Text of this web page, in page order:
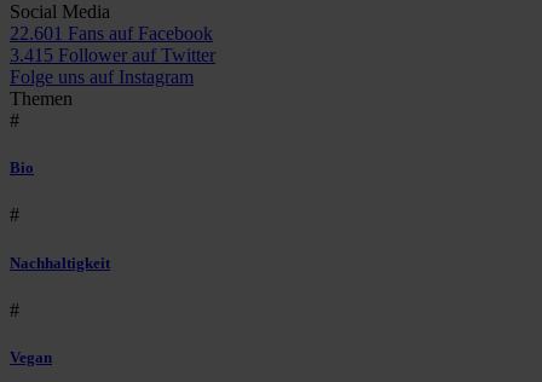
Social Media
22.601 Fans auf Facebook
3.415 Follower auf Twitter
Folge uns auf Instagram
Themen
#
Bio
#
Nachhaltigkeit
#
Vegan